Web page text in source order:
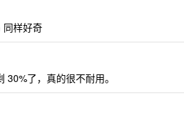
同样好奇
了，真的很不耐用。